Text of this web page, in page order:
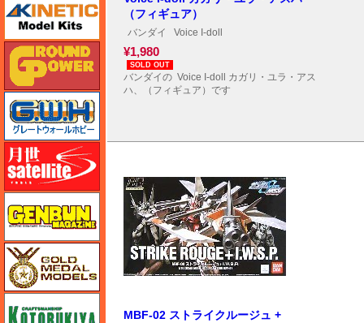
（フィギュア）
バンダイ Voice I-doll
¥1,980
SOLD OUT
バンダイの Voice I-doll カガリ・ユラ・アス
ハ、（フィギュア）です
MBF-02 ストライクルージュ +
ガリレオ出版 グランドパワー
グレートウォールホビー
ゲンブンマガジン
ゴールドメダルモデルズ